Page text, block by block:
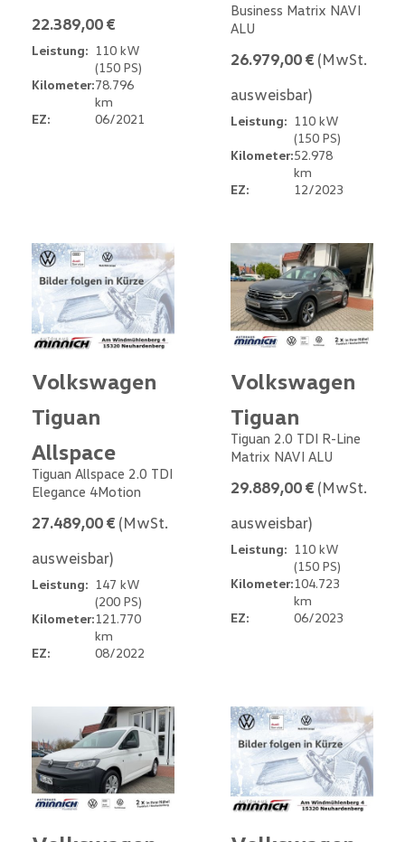
22.389,00 €
Leistung: 110 kW
(150 PS)
Kilometer:78.796
km
EZ:
06/2021
Business Matrix NAVI
ALU
26.979,00 € (MwSt.
ausweisbar)
Leistung: 110 kW
(150 PS)
Kilometer:52.978
km
EZ:
12/2023
Volkswagen
Tiguan
Allspace
Tiguan Allspace 2.0 TDI
Elegance 4Motion
27.489,00 € (MwSt.
ausweisbar)
Leistung: 147 kW
(200 PS)
Kilometer:121.770
km
EZ:
08/2022
Volkswagen
Tiguan
Tiguan 2.0 TDI R-Line
Matrix NAVI ALU
29.889,00 € (MwSt.
ausweisbar)
Leistung: 110 kW
(150 PS)
Kilometer:104.723
km
EZ:
06/2023